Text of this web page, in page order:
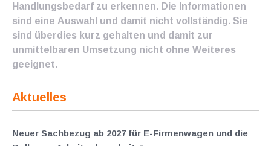
Handlungsbedarf zu erkennen. Die Informationen
sind eine Auswahl und damit nicht vollständig. Sie
sind überdies kurz gehalten und damit zur
unmittelbaren Umsetzung nicht ohne Weiteres
geeignet.
Aktuelles
Neuer Sachbezug ab 2027 für E-Firmenwagen und die